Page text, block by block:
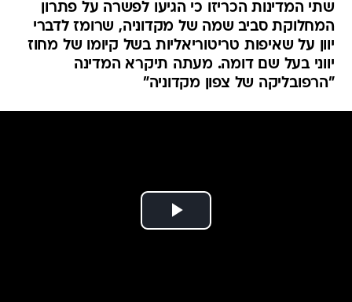
שתי המדינות הכריזו כי הגיעו לפשרה על פתרון
המחלוקת סביב שמה של מקדוניה, שרומז לדברי
יוון על שאיפות טריטוריאליות בשל קיומו של מחוז
יווני בעל שם דומה. מעתה תיקרא המדינה
"הרפובליקה של צפון מקדוניה"